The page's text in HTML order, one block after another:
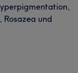
und